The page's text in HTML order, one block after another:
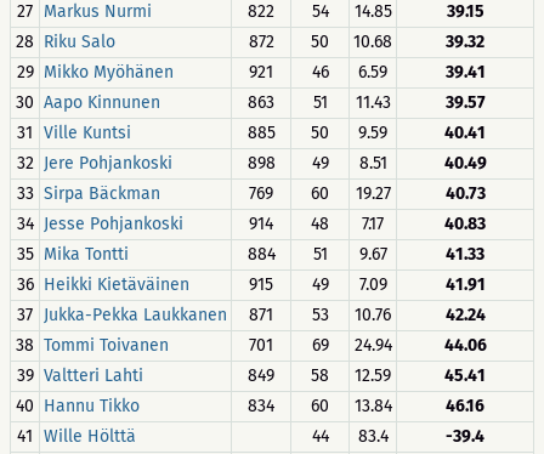
27 Markus Nurmi 822 54 14.85
39.15
28 Riku Salo 872 50 10.68
39.32
29 Mikko Myöhänen 921 46 6.59
39.41
30 Aapo Kinnunen 863 51 11.43
39.57
31 Ville Kuntsi 885 50 9.59
40.41
32 Jere Pohjankoski 898 49 8.51
40.49
33 Sirpa Bäckman 769 60 19.27
40.73
34 Jesse Pohjankoski 914 48 7.17
40.83
35 Mika Tontti 884 51 9.67
41.33
36 Heikki Kietäväinen 915 49 7.09
41.91
37 Jukka-Pekka Laukkanen 871 53 10.76
42.24
38 Tommi Toivanen 701 69 24.94
44.06
39 Valtteri Lahti 849 58 12.59
45.41
40 Hannu Tikko 834 60 13.84
46.16
41 Wille Hölttä 44 83.4
-39.4